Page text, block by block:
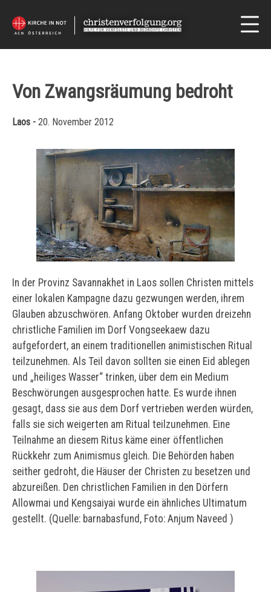
Von Zwangsräumung bedroht
Laos - 20. November 2012
In der Provinz Savannakhet in Laos sollen Christen mittels
einer lokalen Kampagne dazu gezwungen werden, ihrem
Glauben abzuschwören. Anfang Oktober wurden dreizehn
christliche Familien im Dorf Vongseekaew dazu
aufgefordert, an einem traditionellen animistischen Ritual
teilzunehmen. Als Teil davon sollten sie einen Eid ablegen
und „heiliges Wasser“ trinken, über dem ein Medium
Beschwörungen ausgesprochen hatte. Es wurde ihnen
gesagt, dass sie aus dem Dorf vertrieben werden würden,
falls sie sich weigerten am Ritual teilzunehmen. Eine
Teilnahme an diesem Ritus käme einer öffentlichen
Rückkehr zum Animismus gleich. Die Behörden haben
seither gedroht, die Häuser der Christen zu besetzen und
abzureißen. Den christlichen Familien in den Dörfern
Allowmai und Kengsaiyai wurde ein ähnliches Ultimatum
gestellt. (Quelle: barnabasfund, Foto: Anjum Naveed )